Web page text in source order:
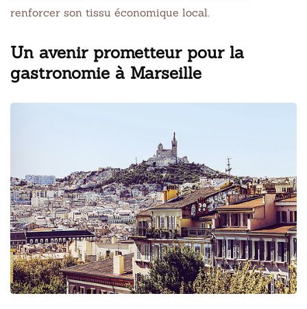
renforcer son tissu économique local.
Un avenir prometteur pour la
gastronomie à Marseille